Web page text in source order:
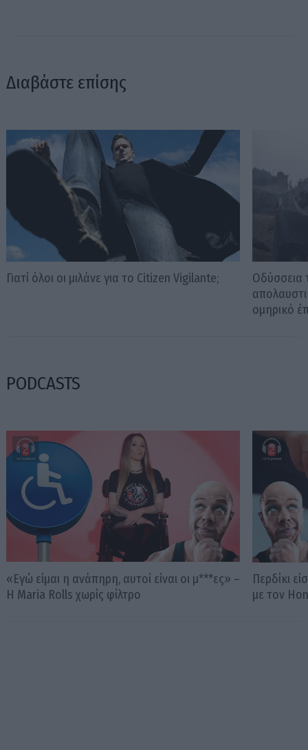
Διαβάστε επίσης
Γιατί όλοι οι μιλάνε για το Citizen Vigilante;
Οδύσσεια
ομηρικό
PODCASTS
«Εγώ είμαι η ανάπηρη, αυτοί είναι οι μ***ες» –
Η Maria Rolls χωρίς φίλτρο
Περδίκι
με τον